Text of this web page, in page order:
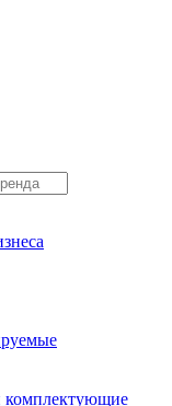
комплектующие